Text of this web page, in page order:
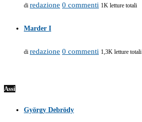
di redazione 0 commenti 1K letture totali
Marder I
di redazione 0 commenti 1,3K letture totali
Assi
György Debrödy